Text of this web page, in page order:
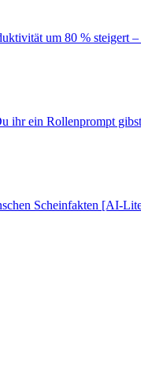
um 80 % steigert
ihr ein Rollenprompt gibst
Scheinfakten [AI-